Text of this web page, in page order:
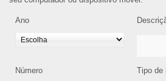
Ano
Número Tipo de